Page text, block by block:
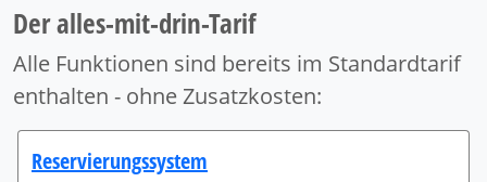
Der alles-mit-drin-Tarif
Alle Funktionen sind bereits im Standardtarif
enthalten - ohne Zusatzkosten:
Reservierungssystem